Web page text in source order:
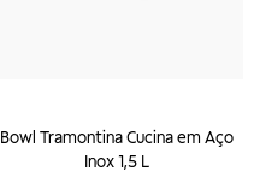
Bowl Tramontina Cucina em Aço
Inox 1,5 L